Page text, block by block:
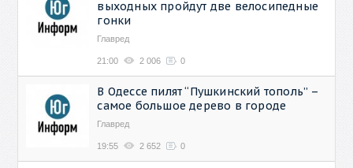
выходных пройдут две велосипедные
гонки
Главред
21:00 2 006 0
В Одессе пилят “Пушкинский тополь” –
самое большое дерево в городе
Главред
19:55 2 652 0